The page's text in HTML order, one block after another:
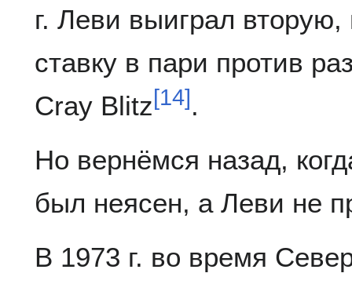
г. Леви выиграл
ставку в пари против
Cray Blitz[14] .
Но вернёмся назад,
был неясен, а Леви не
В 1973 г. во время